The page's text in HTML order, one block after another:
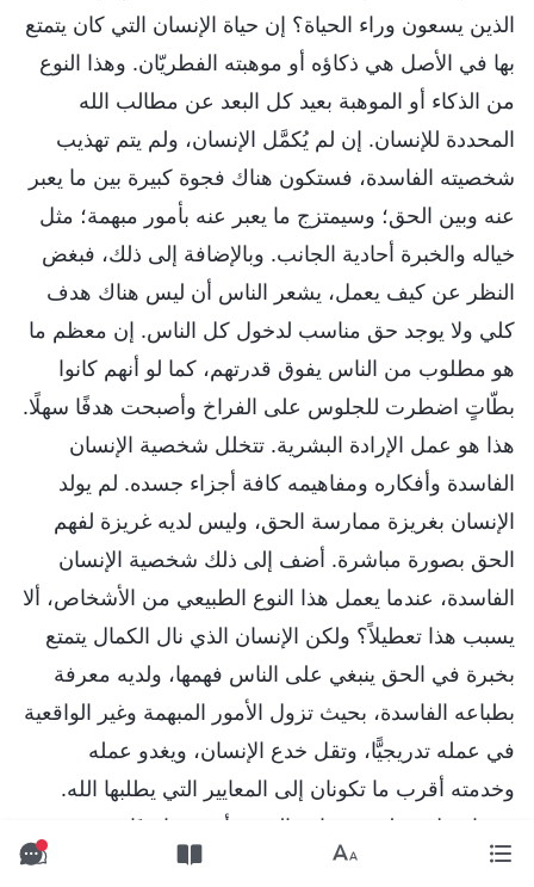
الذين يسعون وراء الحياة؟ إن حياة الإنسان التي كان يتمتع
بها في الأصل هي ذكاؤه أو موهبته الفطريّان. وهذا النوع
من الذكاء أو الموهبة بعيد كل البعد عن مطالب الله
المحددة للإنسان. إن لم يُكمَّل الإنسان، ولم يتم تهذيب
شخصيته الفاسدة، فستكون هناك فجوة كبيرة بين ما يعبر
عنه وبين الحق؛ وسيمتزج ما يعبر عنه بأمور مبهمة؛ مثل
خياله والخبرة أحادية الجانب. وبالإضافة إلى ذلك، فبغض
النظر عن كيف يعمل، يشعر الناس أن ليس هناك هدف
كلي ولا يوجد حق مناسب لدخول كل الناس. إن معظم ما
هو مطلوب من الناس يفوق قدرتهم، كما لو أنهم كانوا
بطّاتٍ اضطرت للجلوس على الفراخ وأصبحت هدفًا سهلًا.
هذا هو عمل الإرادة البشرية. تتخلل شخصية الإنسان
الفاسدة وأفكاره ومفاهيمه كافة أجزاء جسده. لم يولد
الإنسان بغريزة ممارسة الحق، وليس لديه غريزة لفهم
الحق بصورة مباشرة. أضف إلى ذلك شخصية الإنسان
الفاسدة، عندما يعمل هذا النوع الطبيعي من الأشخاص، ألا
يسبب هذا تعطيلاً؟ ولكن الإنسان الذي نال الكمال يتمتع
بخبرة في الحق ينبغي على الناس فهمها، ولديه معرفة
بطباعه الفاسدة، بحيث تزول الأمور المبهمة وغير الواقعية
في عمله تدريجيًّا، وتقل خدع الإنسان، ويغدو عمله
وخدمته أقرب ما تكونان إلى المعايير التي يطلبها الله.
وبهذا دخل عمله في واقع الحق وأصبح واقعيًا. تسهم
الأفكار الموجودة في ذهن الإنسان تحديدًا في إعاقة عمل